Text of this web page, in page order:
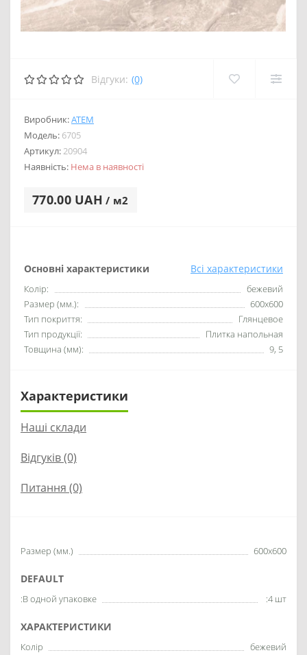
Відгуки: (0)
Виробник:ATEM
Модель: 6705
Артикул:20904
Наявність: Нема в наявності
770.00 UAH / м2
Основні характеристики Всі характеристики
Колір:
бежевий
Размер (мм.):
600x600
Тип покриття:
Глянцевое
Тип продукції:
Плитка напольная
Товщина (мм):
9, 5
Характеристики
Наші склади
Відгуків (0)
Питання (0)
Размер (мм.) 600x600
DEFAULT
:В одной упаковке :4 шт
ХАРАКТЕРИСТИКИ
Колір
бежевий